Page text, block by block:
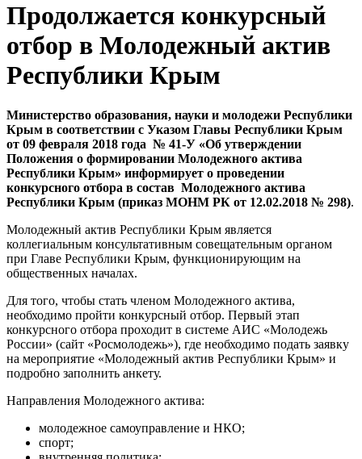
Продолжается конкурсный
отбор в Молодежный актив
Республики Крым
Министерство образования, науки и молодежи Республики
Крым в соответствии с Указом Главы Республики Крым
от 09 февраля 2018 года № 41-У «Об утверждении
Положения о формировании Молодежного актива
Республики Крым» информирует о проведении
конкурсного отбора в состав Молодежного актива
Республики Крым (приказ МОНМ РК от 12.02.2018 № 298).
Молодежный актив Республики Крым является
коллегиальным консультативным совещательным органом
при Главе Республики Крым, функционирующим на
общественных началах.
Для того, чтобы стать членом Молодежного актива,
необходимо пройти конкурсный отбор. Первый этап
конкурсного отбора проходит в системе АИС «Молодежь
России» (сайт «Росмолодежь»), где необходимо подать заявку
на мероприятие «Молодежный актив Республики Крым» и
подробно заполнить анкету.
Направления Молодежного актива:
молодежное самоуправление и НКО;
спорт;